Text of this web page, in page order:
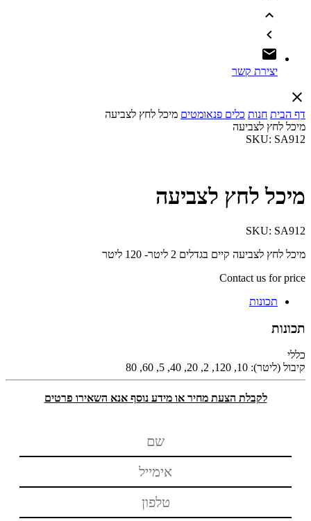
יצירת קשר
דף הבית חנות כלים פנאומטים מיכל לחץ לצביעה
מיכל לחץ לצביעה
SKU: SA912
מיכל לחץ לצביעה
SKU: SA912
מיכל לחץ לצביעה קיים בגדלים 2 ליטר- 120 ליטר
Contact us for price
תכונות
תכונות
כללי
קיבול (ליטר): 10, 120, 2, 20, 40, 5, 60, 80
לקבלת הצעת מחיר או מידע נוסף אנא השאירו פרטים